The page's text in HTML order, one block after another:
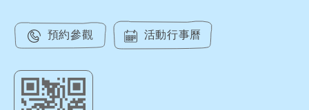
預約參觀 活動行事曆